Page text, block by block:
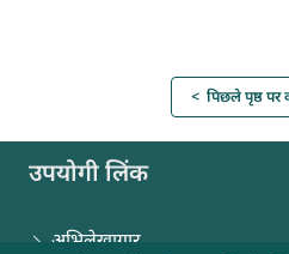
< पिछले पृष्ठ पर
उपयोगी लिंक
अभिलेखागार